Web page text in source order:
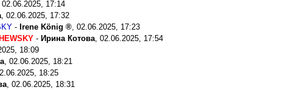
02.06.2025, 17:14
02.06.2025, 17:32
- Irene König
02.06.2025, 17:23
- Ирина Котова 02.06.2025, 17:54
18:09
02.06.2025, 18:21
18:25
02.06.2025, 18:31